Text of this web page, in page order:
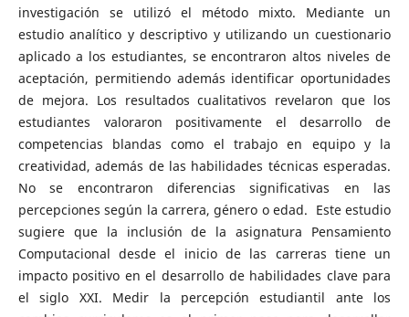
investigación se utilizó el método mixto. Mediante un
estudio analítico y descriptivo y utilizando un cuestionario
aplicado a los estudiantes, se encontraron altos niveles de
aceptación, permitiendo además identificar oportunidades
de mejora. Los resultados cualitativos revelaron que los
estudiantes valoraron positivamente el desarrollo de
competencias blandas como el trabajo en equipo y la
creatividad, además de las habilidades técnicas esperadas.
No se encontraron diferencias significativas en las
percepciones según la carrera, género o edad. Este estudio
sugiere que la inclusión de la asignatura Pensamiento
Computacional desde el inicio de las carreras tiene un
impacto positivo en el desarrollo de habilidades clave para
el siglo XXI. Medir la percepción estudiantil ante los